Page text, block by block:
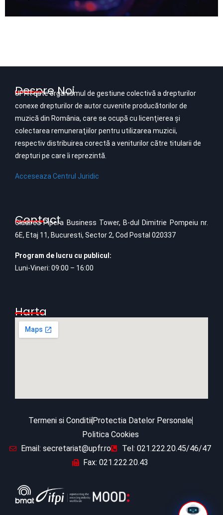
Despre Noi
UPFR este organismul de gestiune colectivă a drepturilor
conexe drepturilor de autor cuvenite producătorilor de
muzică din România, care se ocupă cu licenţierea şi
colectarea remuneraţiilor pentru utilizarea muzicii,
respectiv distribuirea corectă a veniturilor către titularii de
drepturi pe care îi reprezintă.
Acceseaza Centrul Juridic
Contact
Cladirea Pipera Business Tower, B-dul Dimitrie Pompeiu nr.
6E, Etaj 11, Bucuresti, Sector 2, Cod Postal 020337
Program de lucru cu publicul:
Luni-Vineri: 09:00 – 16:00
Harta
Termeni si ConditiiProtectia Datelor Personale
Politica Cookies
Email: secretariat@upfr.ro
Tel: 021.222.20.45/46/47
Fax: 021.222.20.43